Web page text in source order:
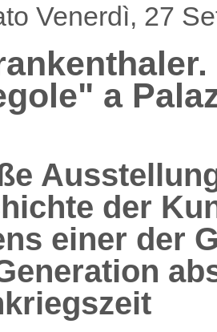
Venerdì, 27
a
der
einer der